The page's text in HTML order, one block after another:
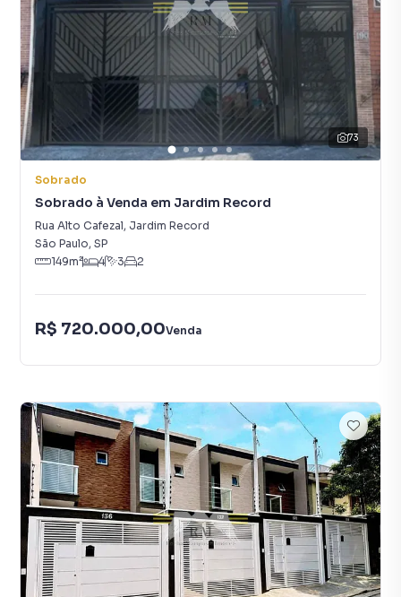
73
Sobrado
Sobrado à Venda em Jardim Record
Rua Alto Cafezal, Jardim Record
São Paulo, SP
149m² 4 3 2
R$ 720.000,00Venda